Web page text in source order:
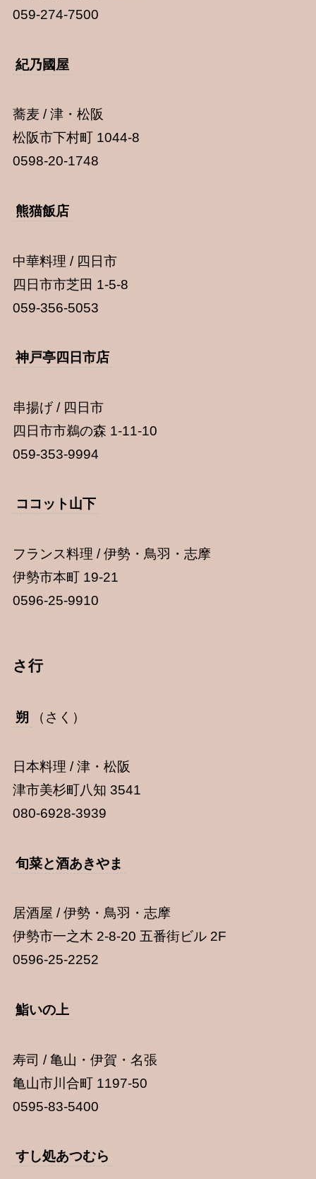
059-274-7500
紀乃國屋
蕎麦 / 津・松阪
松阪市下村町 1044-8
0598-20-1748
熊猫飯店
中華料理 / 四日市
四日市市芝田 1-5-8
059-356-5053
神戸亭四日市店
串揚げ / 四日市
四日市市鵜の森 1-11-10
059-353-9994
ココット山下
フランス料理 / 伊勢・鳥羽・志摩
伊勢市本町 19-21
0596-25-9910
さ行
朔 （さく）
日本料理 / 津・松阪
津市美杉町八知 3541
080-6928-3939
旬菜と酒あきやま
居酒屋 / 伊勢・鳥羽・志摩
伊勢市一之木 2-8-20 五番街ビル 2F
0596-25-2252
鮨いの上
寿司 / 亀山・伊賀・名張
亀山市川合町 1197-50
0595-83-5400
すし処あつむら